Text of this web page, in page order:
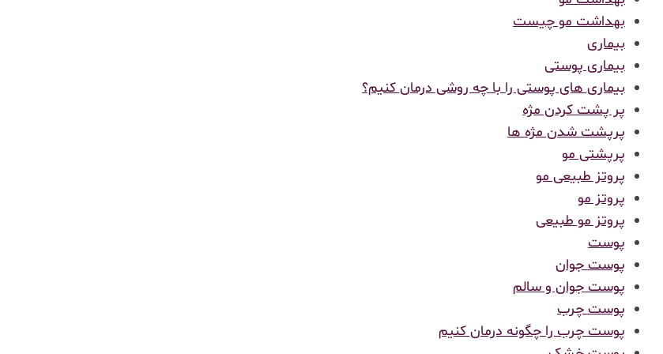
بهداشت مو چیست
بیماری
بیماری پوستی
بیماری های پوستی را با چه روشی درمان کنیم؟
پر پشت کردن مژه
پرپشت شدن مژه ها
پرپشتی مو
پروتز طبیعی مو
پروتز مو
پروتز مو طبیعی
پوست
پوست جوان
پوست جوان و سالم
پوست چرب
پوست چرب را چگونه درمان کنیم